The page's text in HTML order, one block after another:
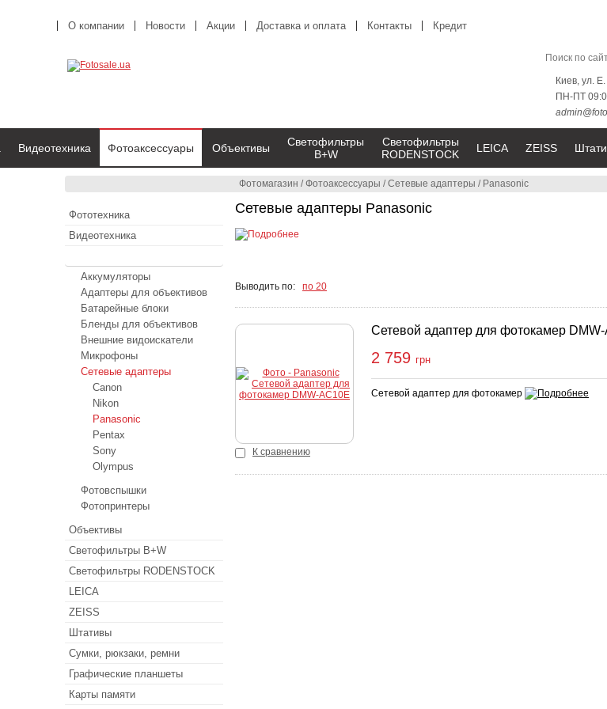
Фотомагазин /Фотоаксессуары /Сетевые адаптеры / Panasonic
Сетевые адаптеры Panasonic
Выводить по: по 20
К сравнению
Сетевой адаптер для фотокамер
2 759 грн
Сетевой адаптер для фотокамер
О компании Новости Акции Доставка и оплата Контакты Кредит
Киев, ул.
ПН-ПТ
Видеотехника Фотоаксессуары Объективы
Светофильтры
B+W
Светофильтры
RODENSTOCK
LEICA ZEISS
Фототехника
Видеотехника
Аккумуляторы
Адаптеры для объективов
Батарейные блоки
Бленды для объективов
Внешние видоискатели
Микрофоны
Сетевые адаптеры
Canon
Nikon
Panasonic
Pentax
Sony
Olympus
Фотовспышки
Фотопринтеры
Объективы
Светофильтры B+W
Светофильтры RODENSTOCK
LEICA
ZEISS
Штативы
Сумки, рюкзаки, ремни
Графические планшеты
Карты памяти